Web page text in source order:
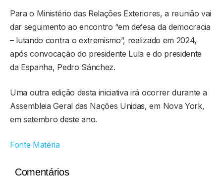
Para o Ministério das Relações Exteriores, a reunião vai
dar seguimento ao encontro “em defesa da democracia
– lutando contra o extremismo”, realizado em 2024,
após convocação do presidente Lula e do presidente
da Espanha, Pedro Sánchez.
Uma outra edição desta iniciativa irá ocorrer durante a
Assembleia Geral das Nações Unidas, em Nova York,
em setembro deste ano.
Fonte Matéria
Comentários